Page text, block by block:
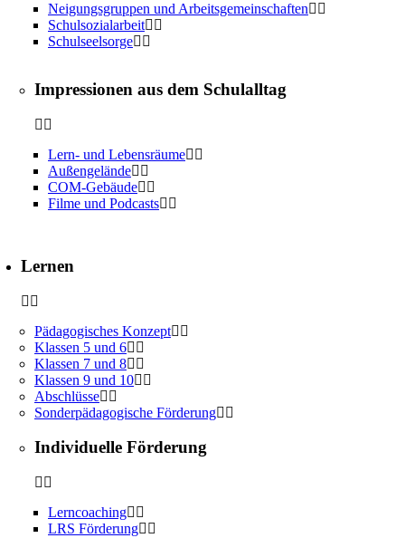
Neigungsgruppen und Arbeitsgemeinschaften
Schulsozialarbeit
Schulseelsorge
Impressionen aus dem Schulalltag
Lern- und Lebensräume
Außengelände
COM-Gebäude
Filme und Podcasts
Lernen
Pädagogisches Konzept
Klassen 5 und 6
Klassen 7 und 8
Klassen 9 und 10
Abschlüsse
Sonderpädagogische Förderung
Individuelle Förderung
Lerncoaching
LRS Förderung